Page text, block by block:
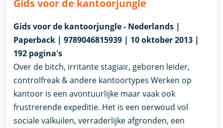
Gids voor de kantoorjungle
Gids voor de kantoorjungle - Nederlands |
Paperback | 9789046815939 | 10 oktober 2013 |
192 pagina's
Over de bitch, irritante stagiair, geboren leider,
controlfreak & andere kantoortypes Werken op
kantoor is een avontuurlijke maar vaak ook
frustrerende expeditie. Het is een oerwoud vol
sociale valkuilen, verraderlijke afgronden, een